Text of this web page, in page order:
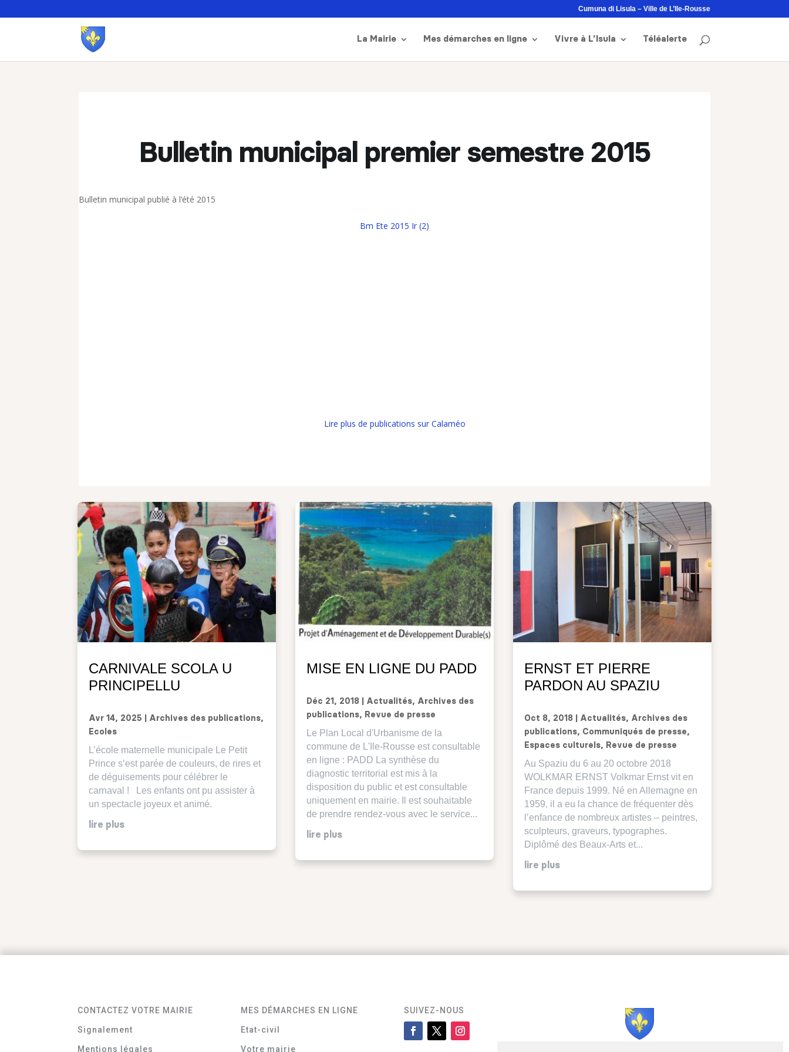
Cumuna di Lisula – Ville de L’Ile-Rousse
La Mairie Mes démarches en ligne Vivre à L’Isula Téléalerte
Bulletin municipal premier semestre 2015
Bulletin municipal publié à l’été 2015
Bm Ete 2015 Ir (2)
Lire plus de publications sur Calaméo
CARNIVALE SCOLA U
PRINCIPELLU
Avr 14, 2025 Archives des publications,
Ecoles
L’école maternelle municipale Le Petit
Prince s’est parée de couleurs, de rires et
de déguisements pour célébrer le
carnaval ! Les enfants ont pu assister à
un spectacle joyeux et animé.
lire plus
MISE EN LIGNE DU PADD
Déc 21, 2018| Actualités, Archives des
publications, Revue de presse
Le Plan Local d'Urbanisme de la
commune de L'Ile-Rousse est consultable
en ligne : PADD La synthèse du
diagnostic territorial est mis à la
disposition du public et est consultable
uniquement en mairie. Il est souhaitable
de prendre rendez-vous avec le service...
lire plus
ERNST ET PIERRE
PARDON AU SPAZIU
Oct 8, 2018| Actualités, Archives des
publications, Communiqués de presse,
Espaces culturels, Revue de presse
Au Spaziu du 6 au 20 octobre 2018
WOLKMAR ERNST Volkmar Ernst vit en
France depuis 1999. Né en Allemagne en
1959, il a eu la chance de fréquenter dès
l’enfance de nombreux artistes – peintres,
sculpteurs, graveurs, typographes.
Diplômé des Beaux-Arts et...
lire plus
CONTACTEZ VOTRE MAIRIE
Signalement
Mentions légales
MES DÉMARCHES EN LIGNE
Etat-civil
Votre mairie
SUIVEZ-NOUS